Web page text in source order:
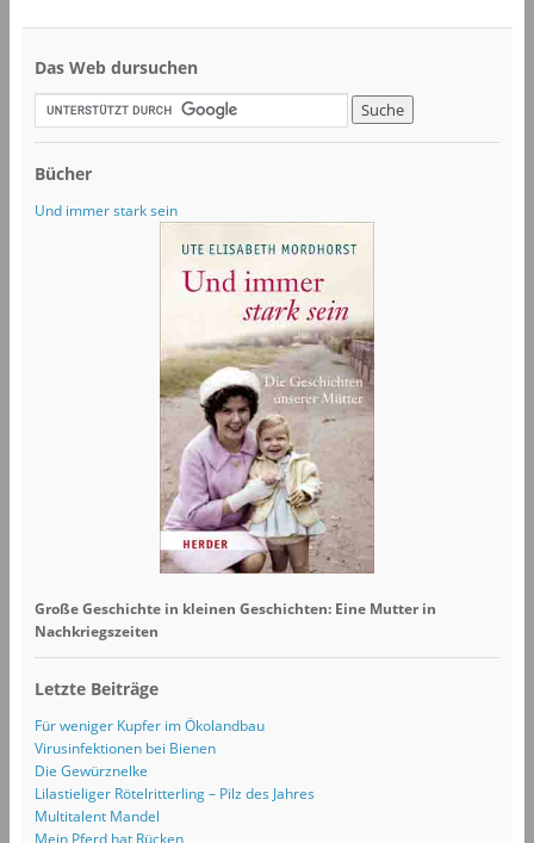
Das Web dursuchen
Bücher
Und immer stark sein
Große Geschichte in kleinen Geschichten: Eine Mutter in
Nachkriegszeiten
Letzte Beiträge
Für weniger Kupfer im Ökolandbau
Virusinfektionen bei Bienen
Die Gewürznelke
Lilastieliger Rötelritterling – Pilz des Jahres
Multitalent Mandel
Mein Pferd hat Rücken